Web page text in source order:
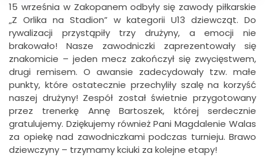
15 września w Zakopanem odbyły się zawody piłkarskie
„Z Orlika na Stadion” w kategorii U13 dziewcząt. Do
rywalizacji przystąpiły trzy drużyny, a emocji nie
brakowało! Nasze zawodniczki zaprezentowały się
znakomicie – jeden mecz zakończył się zwycięstwem,
drugi remisem. O awansie zadecydowały tzw. małe
punkty, które ostatecznie przechyliły szalę na korzyść
naszej drużyny! Zespół został świetnie przygotowany
przez trenerkę Annę Bartoszek, której serdecznie
gratulujemy. Dziękujemy również Pani Magdalenie Walas
za opiekę nad zawodniczkami podczas turnieju. Brawo
dziewczyny – trzymamy kciuki za kolejne etapy!